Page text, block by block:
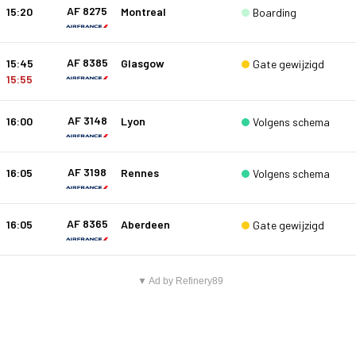
15:20 AF 8275 Montreal Boarding
15:45
15:55
AF 8385 Glasgow Gate gewijzigd
16:00 AF 3148 Lyon Volgens schema
16:05 AF 3198 Rennes Volgens schema
16:05 AF 8365 Aberdeen Gate gewijzigd
▼ Ad by Refinery89